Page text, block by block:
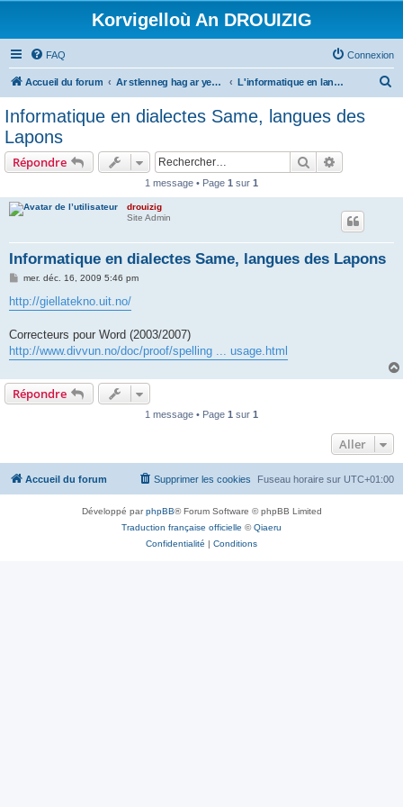
Korvigelloù An DROUIZIG
FAQ Connexion
Accueil du forum Ar stlenneg hag ar yezhoù bihan er bed a-bezh L'informatique en langues régionales et minoritaires
Informatique en dialectes Same, langues des
Lapons
Répondre Rechercher
1 message • Page 1 sur 1
drouizig
Site Admin
Informatique en dialectes Same, langues des Lapons
M
s
s
g
e
mer. déc. 16, 2009 5:46 pm
http://giellatekno.uit.no/
Correcteurs pour Word (2003/2007)
http://www.divvun.no/doc/proof/spelling ... usage.html
Répondre
1 message • Page 1 sur 1
Aller
Accueil du forum Fuseau horaire sur UTC+01:00
Supprimer les cookies
Développé parphpBB® Forum Software © phpBB Limited
Traduction française officielle ©Qiaeru
Confidentialité | Conditions